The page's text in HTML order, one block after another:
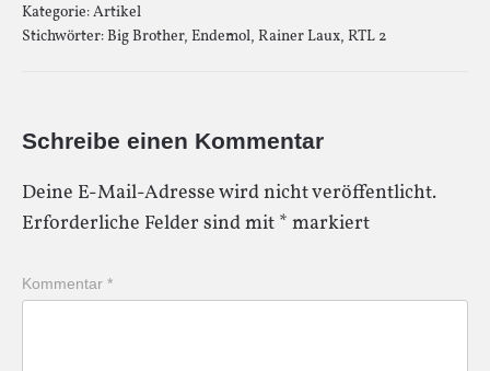
Kategorie:Artikel
Stichwörter:Big Brother, Endemol, Rainer Laux, RTL 2
Schreibe einen Kommentar
Deine E-Mail-Adresse wird nicht veröffentlicht.
Erforderliche Felder sind mit * markiert
Kommentar *